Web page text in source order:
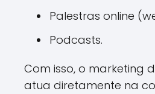
Palestras online
Podcasts.
Com isso, o marketing
atua diretamente na